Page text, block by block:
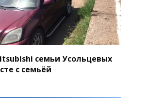
семьи Усольцевых
с семьёй